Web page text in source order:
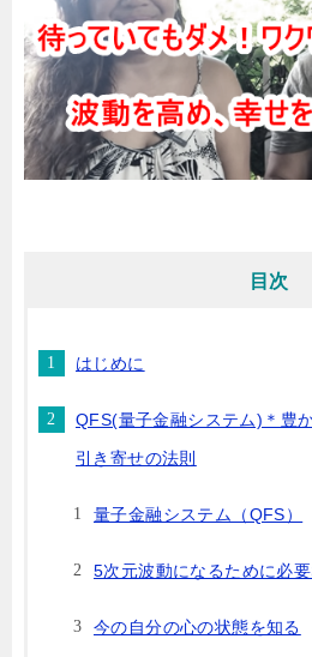
目次
はじめに
QFS(量子金融システム)＊豊
引き寄せの法則
量子金融システム（QFS）
5次元波動になるために必要
今の自分の心の状態を知る